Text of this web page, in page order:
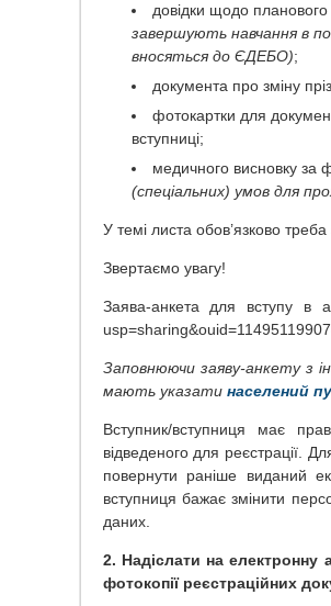
довідки щодо
завершують навчання в
вносяться до ЄДЕБО);
документа про зміну
фотокартки для
вступниці;
медичного висновку за
(спеціальних) умов для
У темі листа обов’язково треба
Звертаємо увагу!
Заява-анкета для вступу в
Заповнюючи заяву-анкету з
мають указати населений
Вступник/вступниця має
відведеного для реєстрації.
повернути раніше виданий
вступниця бажає змінити
даних.
2. Надіслати на електронну
фотокопії реєстраційних